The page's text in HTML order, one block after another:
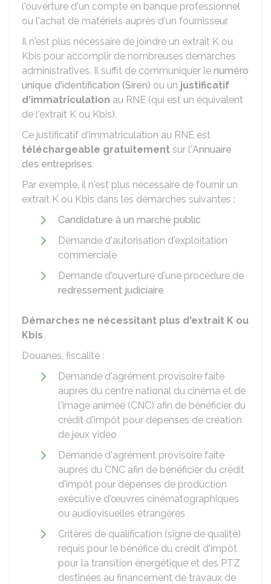
l'ouverture d'un compte en banque professionnel
ou l'achat de matériels auprès d'un fournisseur.
Il n'est plus nécessaire de joindre un extrait K ou
Kbis pour accomplir de nombreuses démarches
administratives. Il suffit de communiquer le numéro
unique d'identification (Siren) ou un justificatif
d'immatriculation au RNE (qui est un équivalent
de l'extrait K ou Kbis).
Ce justificatif d'immatriculation au RNE est
téléchargeable gratuitement sur l'Annuaire
des entreprises.
Par exemple, il n'est plus nécessaire de fournir un
extrait K ou Kbis dans les démarches suivantes :
Candidature à un marché public
Demande d'autorisation d'exploitation
commerciale
Demande d'ouverture d'une procédure de
redressement judiciaire
Démarches ne nécessitant plus d'extrait K ou
Kbis
Douanes, fiscalité :
Demande d'agrément provisoire faite
auprès du centre national du cinéma et de
l'image animée (CNC) afin de bénéficier du
crédit d'impôt pour dépenses de création
de jeux vidéo
Demande d'agrément provisoire faite
auprès du CNC afin de bénéficier du crédit
d'impôt pour dépenses de production
exécutive d'œuvres cinématographiques
ou audiovisuelles étrangères
Critères de qualification (signe de qualité)
requis pour le bénéfice du crédit d'impôt
pour la transition énergétique et des PTZ
destinées au financement de travaux de